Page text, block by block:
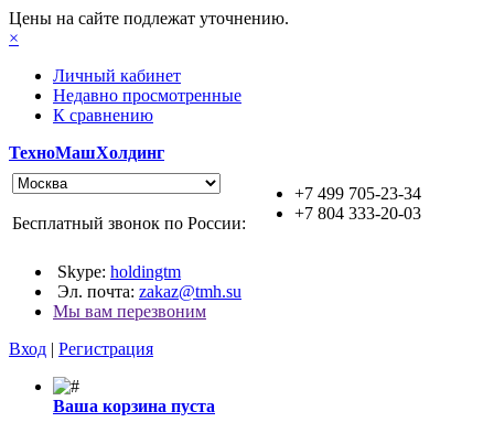
Цены на сайте подлежат уточнению.
×
Личный кабинет
Недавно просмотренные
К сравнению
ТехноМашХолдинг
+7 499 705-23-34
+7 804 333-20-03
Бесплатный звонок по России:
Skype: holdingtm
Эл. почта: zakaz@tmh.su
Мы вам перезвоним
Вход | Регистрация
Ваша корзина пуста